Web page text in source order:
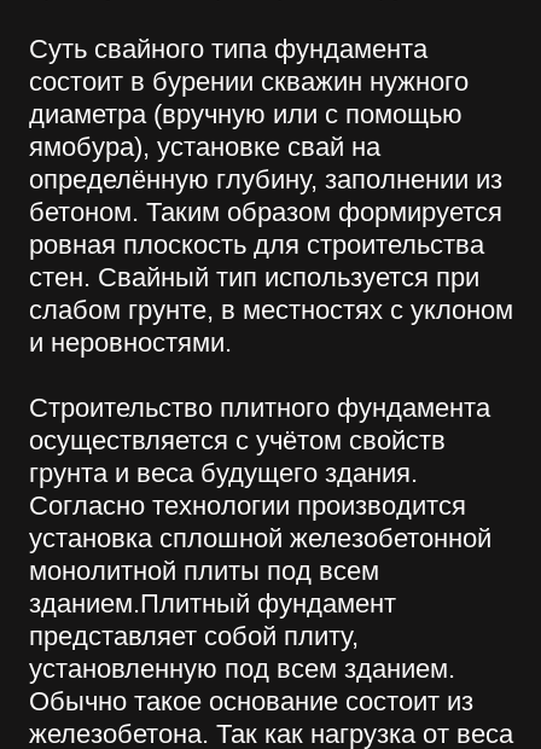
предъявляются повышенные
требования, таким образом снижая
нагрузку на грунт. Плитный фундамент
может быть заглублённым и не
заглублённым, применяется для
любого вида грунта. Перед заливкой
фундамента требуется вырыть
котлован около 3 метров, в данном
случае поможет гусеничный
экскаватор, заказать гусеничный
экскаватор в Москве и области также
можно в нашей компании.
Ещё один вид фундаментов — так
называемая «плавающая плита»,
заболоченной местности, в пучинистых
грунтах. Его технология такова, что он
защищает дом от разрушений,
двигаясь вместе с ним. Эффективность
такого способа заключается
устойчивости к различного рода
нагрузкам при просадке, замерзании
или оттаивании грунта. Плавающий
фундамент защищён от воздействия
грунтовых вод.
Бурение под фундамент любого типа
предоставляется компанией
«Винстрой».